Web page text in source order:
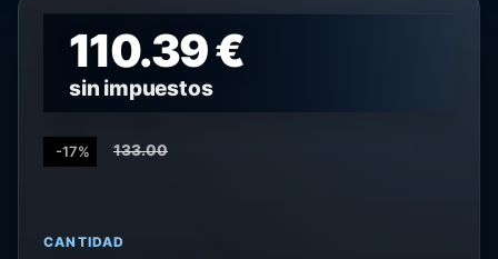
110.39 €
sin impuestos
-17% 133.00
CANTIDAD